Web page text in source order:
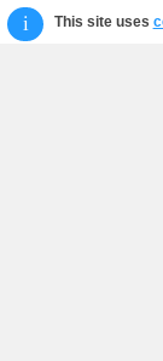
i This site uses